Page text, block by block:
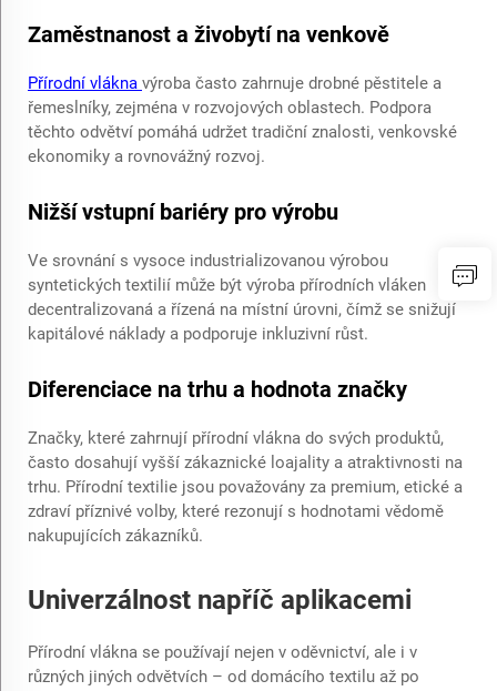
Zaměstnanost a živobytí na venkově
Přírodní vlákna výroba často zahrnuje drobné pěstitele a
řemeslníky, zejména v rozvojových oblastech. Podpora
těchto odvětví pomáhá udržet tradiční znalosti, venkovské
ekonomiky a rovnovážný rozvoj.
Nižší vstupní bariéry pro výrobu
Ve srovnání s vysoce industrializovanou výrobou
syntetických textilií může být výroba přírodních vláken
decentralizovaná a řízená na místní úrovni, čímž se snižují
kapitálové náklady a podporuje inkluzivní růst.
Diferenciace na trhu a hodnota značky
Značky, které zahrnují přírodní vlákna do svých produktů,
často dosahují vyšší zákaznické loajality a atraktivnosti na
trhu. Přírodní textilie jsou považovány za premium, etické a
zdraví příznivé volby, které rezonují s hodnotami vědomě
nakupujících zákazníků.
Univerzálnost napříč aplikacemi
Přírodní vlákna se používají nejen v oděvnictví, ale i v
různých jiných odvětvích – od domácího textilu až po